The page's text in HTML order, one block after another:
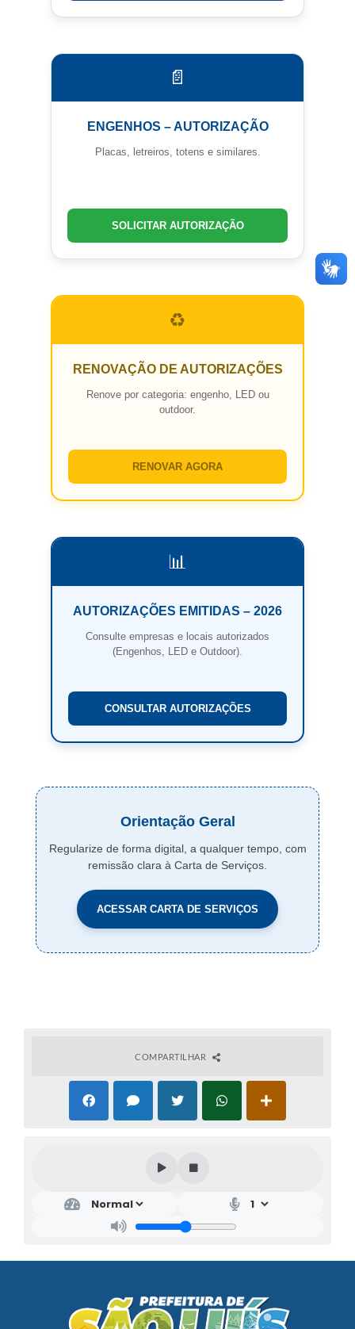
📄
ENGENHOS – AUTORIZAÇÃO
Placas, letreiros, totens e similares.
SOLICITAR AUTORIZAÇÃO
♻️
RENOVAÇÃO DE AUTORIZAÇÕES
Renove por categoria: engenho, LED ou
outdoor.
RENOVAR AGORA
📊
AUTORIZAÇÕES EMITIDAS – 2026
Consulte empresas e locais autorizados
(Engenhos, LED e Outdoor).
CONSULTAR AUTORIZAÇÕES
Orientação Geral
Regularize de forma digital, a qualquer tempo, com
remissão clara à Carta de Serviços.
ACESSAR CARTA DE SERVIÇOS
COMPARTILHAR